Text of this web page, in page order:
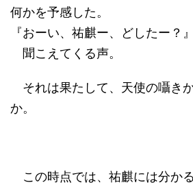
何かを予感した。
『おーい、祐麒ー、どしたー？』
聞こえてくる声。
それは果たして、天使の囁き
か。
この時点では、祐麒には分かる